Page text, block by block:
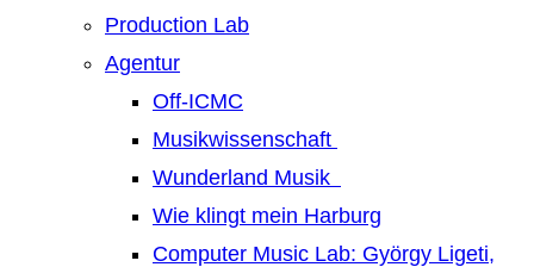
Production Lab
Agentur
Off-ICMC
Musikwissenschaft
Wunderland Musik
Wie klingt mein Harburg
Computer Music Lab: György Ligeti,